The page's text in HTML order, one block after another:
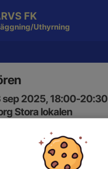
FK
Uthyrning
sep 2025, 18:00-20:30
Stora lokalen